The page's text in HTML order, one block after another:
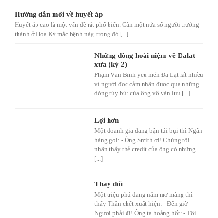
Hướng dẫn mới về huyết áp
Huyết áp cao là một vấn đề rất phổ biến. Gần một nửa số người trưởng
thành ở Hoa Kỳ mắc bệnh này, trong đó [...]
Những dòng hoài niệm về Dalat
xưa (kỳ 2)
Phạm Văn Bình yêu mến Đà Lạt rất nhiều
vì người đọc cảm nhận được qua những
dòng tùy bút của ông vô vàn lưu [...]
Lợi hơn
Một doanh gia đang bận túi bụi thì Ngân
hàng gọi: - Ông Smith ơi! Chúng tôi
nhận thấy thẻ credit của ông có những
[...]
Thay đổi
Một triệu phú đang nằm mơ màng thì
thấy Thần chết xuất hiện: - Đến giờ
Ngươi phải đi! Ông ta hoảng hốt: - Tôi